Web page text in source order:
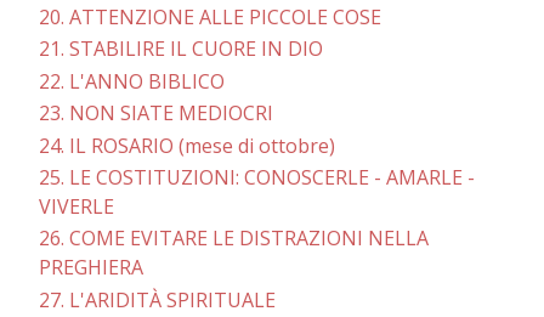
20. ATTENZIONE ALLE PICCOLE COSE
21. STABILIRE IL CUORE IN DIO
22. L'ANNO BIBLICO
23. NON SIATE MEDIOCRI
24. IL ROSARIO (mese di ottobre)
25. LE COSTITUZIONI: CONOSCERLE - AMARLE -
VIVERLE
26. COME EVITARE LE DISTRAZIONI NELLA
PREGHIERA
27. L'ARIDITÀ SPIRITUALE